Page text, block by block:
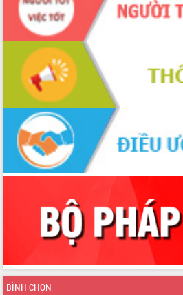
BÌNH CHỌN